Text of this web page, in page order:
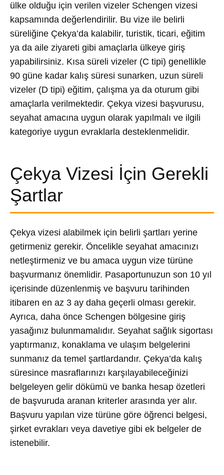
ülke olduğu için verilen vizeler Schengen vizesi
kapsamında değerlendirilir. Bu vize ile belirli
süreliğine Çekya’da kalabilir, turistik, ticari, eğitim
ya da aile ziyareti gibi amaçlarla ülkeye giriş
yapabilirsiniz. Kısa süreli vizeler (C tipi) genellikle
90 güne kadar kalış süresi sunarken, uzun süreli
vizeler (D tipi) eğitim, çalışma ya da oturum gibi
amaçlarla verilmektedir. Çekya vizesi başvurusu,
seyahat amacına uygun olarak yapılmalı ve ilgili
kategoriye uygun evraklarla desteklenmelidir.
Çekya Vizesi İçin Gerekli
Şartlar
Çekya vizesi alabilmek için belirli şartları yerine
getirmeniz gerekir. Öncelikle seyahat amacınızı
netleştirmeniz ve bu amaca uygun vize türüne
başvurmanız önemlidir. Pasaportunuzun son 10 yıl
içerisinde düzenlenmiş ve başvuru tarihinden
itibaren en az 3 ay daha geçerli olması gerekir.
Ayrıca, daha önce Schengen bölgesine giriş
yasağınız bulunmamalıdır. Seyahat sağlık sigortası
yaptırmanız, konaklama ve ulaşım belgelerini
sunmanız da temel şartlardandır. Çekya’da kalış
süresince masraflarınızı karşılayabileceğinizi
belgeleyen gelir dökümü ve banka hesap özetleri
de başvuruda aranan kriterler arasında yer alır.
Başvuru yapılan vize türüne göre öğrenci belgesi,
şirket evrakları veya davetiye gibi ek belgeler de
istenebilir.